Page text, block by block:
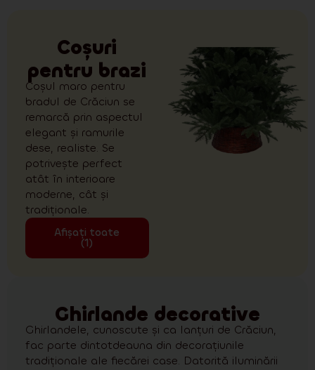
Coșuri
pentru brazi
Coșul maro pentru
bradul de Crăciun se
remarcă prin aspectul
elegant și ramurile
dese, realiste. Se
potrivește perfect
atât în interioare
moderne, cât și
tradiționale.
Afișați toate
(1)
Ghirlande decorative
Ghirlandele, cunoscute și ca lanțuri de Crăciun,
fac parte dintotdeauna din decorațiunile
tradiționale ale fiecărei case. Datorită iluminării